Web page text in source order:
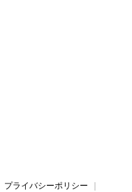
プライバシーポリシー